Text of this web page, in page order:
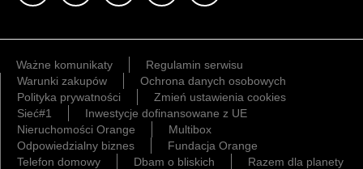
Ważne komunikaty
Regulamin serwisu
Warunki zakupów
Ochrona danych osobowych
Polityka prywatności
Zmień ustawienia cookies
Sieć#1
Inwestycje dofinansowane z UE
Nieruchomości Orange
Multibox
Odpowiedzialny biznes
Fundacja Orange
Telefon domowy
Dbam o bliskich Razem dla planety